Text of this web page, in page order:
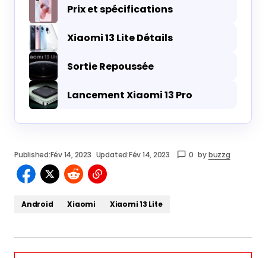
Prix et spécifications
Xiaomi 13 Lite Détails
Sortie Repoussée
Lancement Xiaomi 13 Pro
Published:Fév 14, 2023 Updated:Fév 14, 2023 0 bybuzzg
Android Xiaomi Xiaomi 13 Lite